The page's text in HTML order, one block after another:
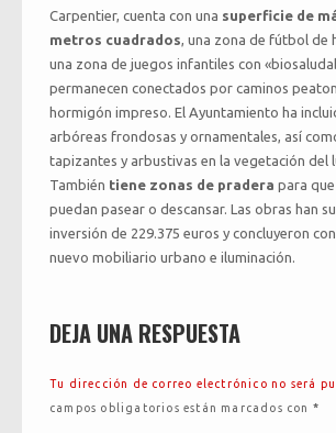
Carpentier, cuenta con una superficie de
metros cuadrados , una zona de fútbol de
una zona de juegos infantiles con
permanecen conectados por caminos
hormigón impreso. El Ayuntamiento ha
arbóreas frondosas y ornamentales, así
tapizantes y arbustivas en la vegetación del
También tiene zonas de pradera para
puedan pasear o descansar. Las obras han
inversión de 229.375 euros y concluyeron
nuevo mobiliario urbano e iluminación.
DEJA UNA RESPUESTA
Tu dirección de correo electrónico no será
campos obligatorios están marcados con *